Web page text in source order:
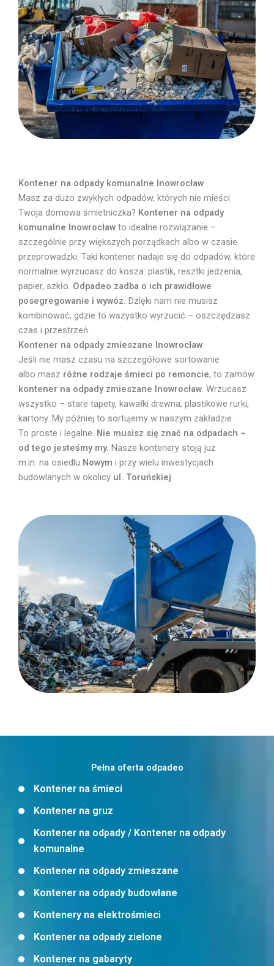
Kontener na odpady komunalne Inowrocław
Masz za dużo zwykłych odpadów, których nie mieści
Twoja domowa śmietniczka? Kontener na odpady
komunalne Inowrocław to idealne rozwiązanie –
szczególnie przy większych porządkach albo w czasie
przeprowadzki. Taki kontener nadaje się do odpadów, które
normalnie wyrzucasz do kosza: plastik, resztki jedzenia,
papier, szkło. Odpadeo zadba o ich prawidłowe
posegregowanie i wywóz. Dzięki nam nie musisz
kombinować, gdzie to wszystko wyrzucić – oszczędzasz
czas i przestrzeń.
Kontener na odpady zmieszane Inowrocław
Jeśli nie masz czasu na szczegółowe sortowanie
albo masz różne rodzaje śmieci po remoncie, to zamów
kontener na odpady zmieszane Inowrocław. Wrzucasz
wszystko – stare tapety, kawałki drewna, plastikowe rurki,
kartony. My później to sortujemy w naszym zakładzie.
To proste i legalne. Nie musisz się znać na odpadach –
od tego jesteśmy my. Nasze kontenery stoją już
m.in. na osiedlu Nowym i przy wielu inwestycjach
budowlanych w okolicy ul. Toruńskiej.
Pełna oferta odpadeo
Kontener na śmieci
Kontener na gruz
Kontener na odpady / Kontener na odpady
komunalne
Kontener na odpady zmieszane
Kontener na odpady budowlane
Kontenery na elektrośmieci
Kontener na odpady zielone
Kontener na gabaryty